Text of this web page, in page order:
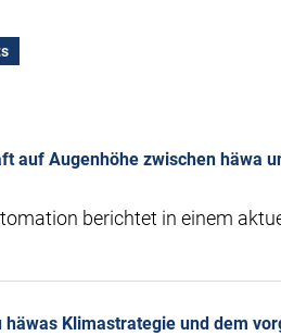
auf Augenhöhe zwischen häwa
berichtet in einem
häwas Klimastrategie und dem